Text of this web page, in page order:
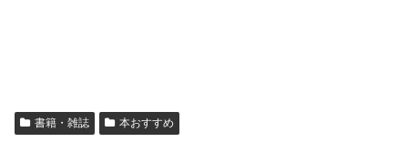
書籍・雑誌 本おすすめ